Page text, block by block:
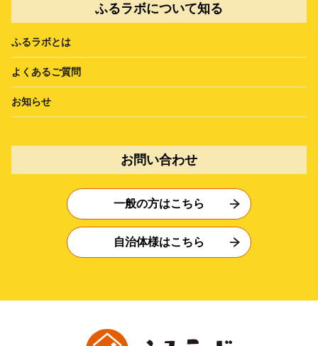
ふるラボについて知る
ふるラボとは
よくあるご質問
お知らせ
お問い合わせ
一般の方はこちら
自治体様はこちら